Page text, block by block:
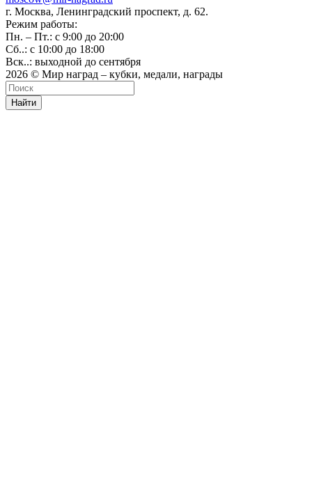
г. Москва, Ленинградский проспект, д. 62.
Режим работы:
Пн. – Пт.: с 9:00 до 20:00
Сб..: с 10:00 до 18:00
Вск..: выходной до сентября
2026 © Мир наград – кубки, медали, награды
Найти